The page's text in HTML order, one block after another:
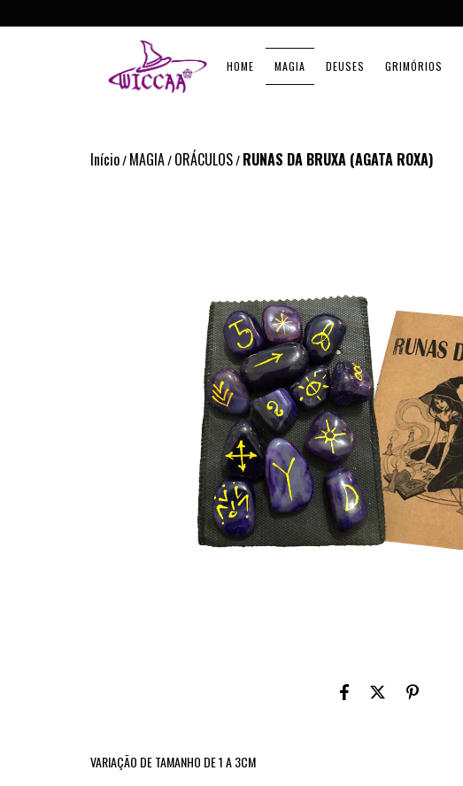
HOME MAGIA DEUSES GRIMÓRIOS
Início/MAGIA/ORÁCULOS/RUNAS DA BRUXA (AGATA ROXA)
VARIAÇÃO DE TAMANHO DE 1 A 3CM